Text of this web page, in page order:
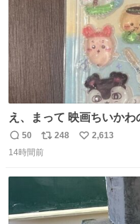
え、まって 映画ちいか
返
信
50
リ
ポ
ト
248
い
2,613
14時間前